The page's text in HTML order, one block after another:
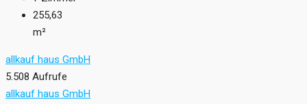
255,63
m²
allkauf haus GmbH
5.508 Aufrufe
allkauf haus GmbH